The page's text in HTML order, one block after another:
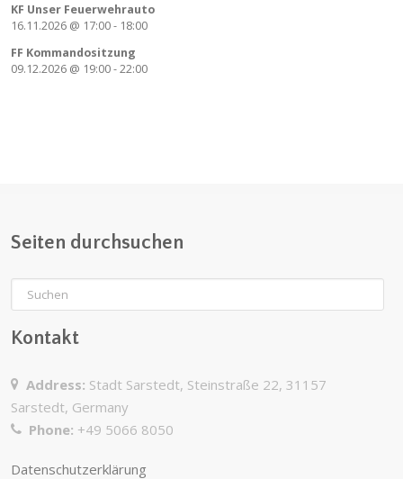
KF Unser Feuerwehrauto
16.11.2026 @ 17:00- 18:00
FF Kommandositzung
09.12.2026 @ 19:00-22:00
Seiten durchsuchen
Kontakt
Address: Stadt Sarstedt, Steinstraße 22, 31157
Sarstedt, Germany
Phone: +49 5066 8050
Datenschutzerklärung